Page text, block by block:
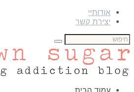
אודותיי
יצירת קשר